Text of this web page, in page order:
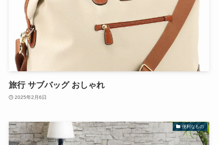
旅行 サブバッグ おしゃれ
2025年2月6日
便利なもの